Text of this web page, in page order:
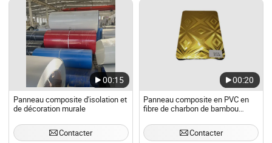
00:15
Panneau composite d'isolation et
de décoration murale
Contacter
00:20
Panneau composite en PVC en
fibre de charbon de bambou
bois
Contacter